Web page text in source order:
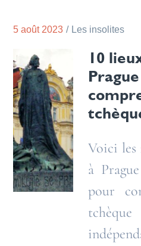
5 août 2023 Les insolites
10
Voici les
à
pour